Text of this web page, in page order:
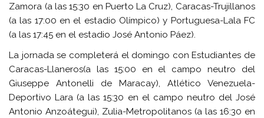
Zamora (a las 15:30 en Puerto La Cruz), Caracas-Trujillanos
(a las 17:00 en el estadio Olímpico) y Portuguesa-Lala FC
(a las 17:45 en el estadio José Antonio Páez).
La jornada se completerá el domingo con Estudiantes de
Caracas-Llaneros(a las 15:00 en el campo neutro del
Giuseppe Antonelli de Maracay), Atlético Venezuela-
Deportivo Lara (a las 15:30 en el campo neutro del José
Antonio Anzoátegui), Zulia-Metropolitanos (a las 16:30 en